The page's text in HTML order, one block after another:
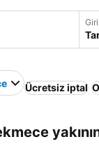
Ücretsiz iptal